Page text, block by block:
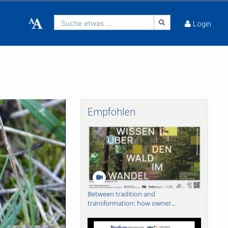
Suche etwas ... Login
Empfohlen
Between tradition and
transformation: how owner...